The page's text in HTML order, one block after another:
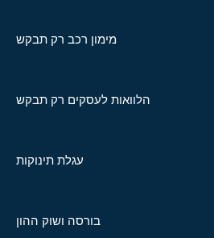
מימון רכב רק תבקש
הלוואות לעסקים רק תבקש
עגלת תינוקות
בורסה ושוק ההון